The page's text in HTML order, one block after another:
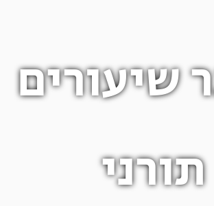
שיעורים
תורני